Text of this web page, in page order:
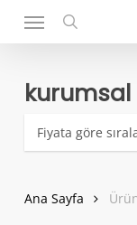
search
Menu
kurumsal
Ana Sayfa